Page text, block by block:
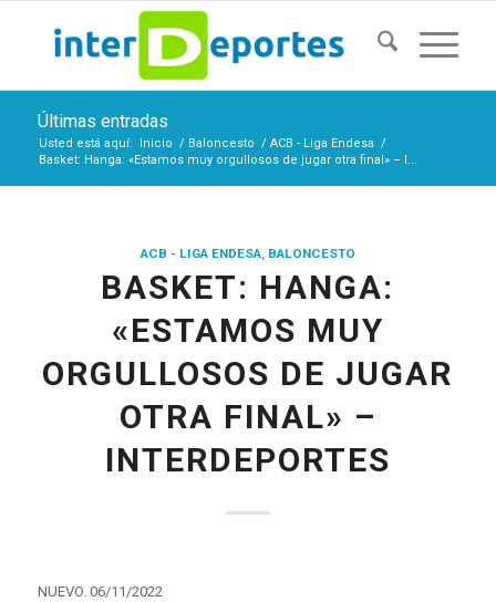
Últimas entradas
Usted está aquí: Inicio / Baloncesto / ACB - Liga Endesa /
Basket: Hanga: «Estamos muy orgullosos de jugar otra final» – I...
ACB - LIGA ENDESA, BALONCESTO
BASKET: HANGA:
«ESTAMOS MUY
ORGULLOSOS DE JUGAR
OTRA FINAL» –
INTERDEPORTES
NUEVO. 06/11/2022